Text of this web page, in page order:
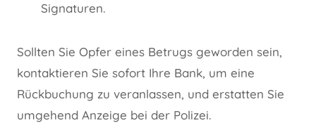
Signaturen.
Sollten Sie Opfer eines Betrugs geworden sein,
kontaktieren Sie sofort Ihre Bank, um eine
Rückbuchung zu veranlassen, und erstatten Sie
umgehend Anzeige bei der Polizei.